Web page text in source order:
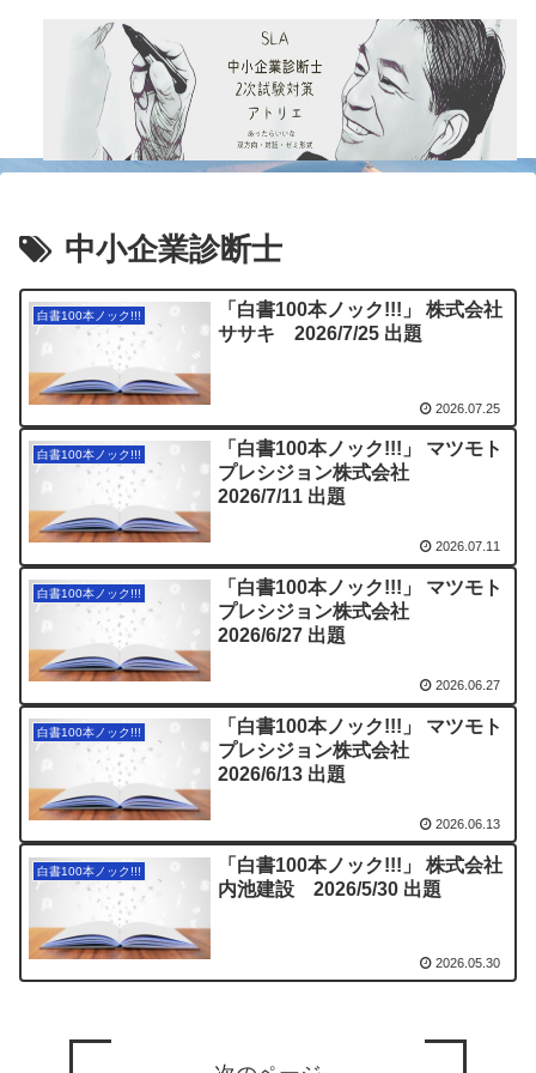
中小企業診断士
白書100本ノック!!!
「白書100本ノック!!!」 株式会社
ササキ 2026/7/25 出題
2026.07.25
白書100本ノック!!!
「白書100本ノック!!!」 マツモト
プレシジョン株式会社
2026/7/11 出題
2026.07.11
白書100本ノック!!!
「白書100本ノック!!!」 マツモト
プレシジョン株式会社
2026/6/27 出題
2026.06.27
白書100本ノック!!!
「白書100本ノック!!!」 マツモト
プレシジョン株式会社
2026/6/13 出題
2026.06.13
白書100本ノック!!!
「白書100本ノック!!!」 株式会社
内池建設 2026/5/30 出題
2026.05.30